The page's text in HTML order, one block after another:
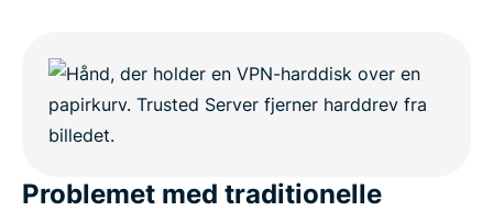
Problemet med traditionelle